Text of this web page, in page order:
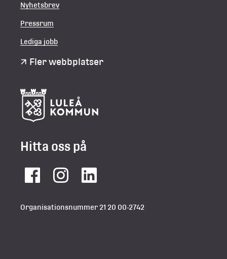
Nyhetsbrev
Pressrum
Lediga jobb
Fler webbplatser
Hitta oss på
FacebookInstagramLinkedIn
Organisationsnummer 21 20 00-2742